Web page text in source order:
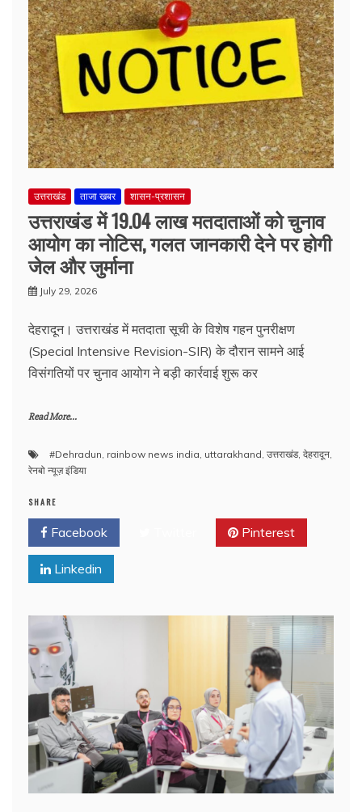
उत्तराखंड ताजा खबर शासन-प्रशासन
उत्तराखंड में 19.04 लाख मतदाताओं को चुनाव
आयोग का नोटिस, गलत जानकारी देने पर होगी
जेल और जुर्माना
July 29, 2026
देहरादून। उत्तराखंड में मतदाता सूची के विशेष गहन पुनरीक्षण
(Special Intensive Revision-SIR) के दौरान सामने आई
विसंगतियों पर चुनाव आयोग ने बड़ी कार्रवाई शुरू कर
Read More...
#Dehradun, rainbow news india, uttarakhand, उत्तराखंड, देहरादून,
रेनबो न्यूज़ इंडिया
SHARE
Facebook Pinterest
Linkedin